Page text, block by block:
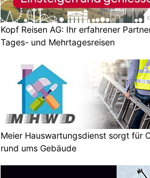
Kopf Reisen AG: Ihr erfahrener
Tages- und Mehrtagesreisen
Meier Hauswartungsdienst sorgt für
rund ums Gebäude